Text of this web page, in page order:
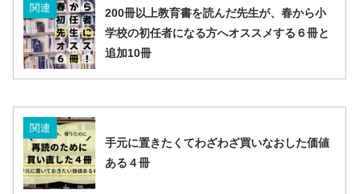
関連
200冊以上教育書を読んだ先生が、春から小
学校の初任者になる方へオススメする６冊と
追加10冊
関連
手元に置きたくてわざわざ買いなおした価値
ある４冊